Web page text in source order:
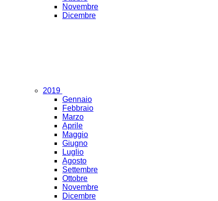
Novembre
Dicembre
2019
Gennaio
Febbraio
Marzo
Aprile
Maggio
Giugno
Luglio
Agosto
Settembre
Ottobre
Novembre
Dicembre